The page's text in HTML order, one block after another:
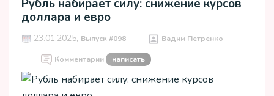
Рубль набирает силу: снижение курсов
доллара и евро
23.01.2025, Выпуск #098 Вадим Петренко
Комментарии написать